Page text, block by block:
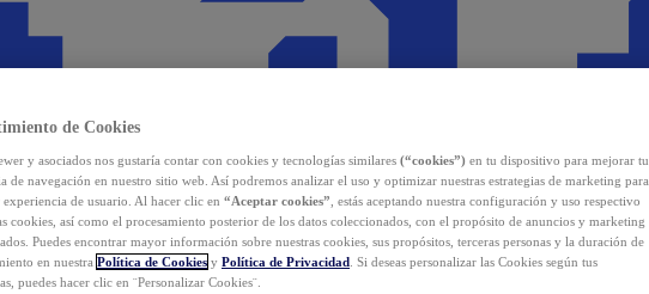
de Cookies
y asociados nos gustaría contar con cookies y tecnologías similares (“cookies”) en tu dispositivo para mejorar tu
de navegación en nuestro sitio web. Así podremos analizar el uso y optimizar nuestras estrategias de marketing para
de usuario. Al hacer clic en “Aceptar cookies” , estás aceptando nuestra configuración y uso respectivo
cookies, así como el procesamiento posterior de los datos coleccionados, con el propósito de anuncios y marketing
Puedes encontrar mayor información sobre nuestras cookies, sus propósitos, terceras personas y la duración de
en nuestra Política de Cookies y Política de Privacidad . Si deseas personalizar las Cookies según tus
puedes hacer clic en ¨Personalizar Cookies¨.